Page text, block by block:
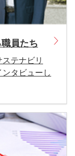
員たち
テナビリ
タビューし